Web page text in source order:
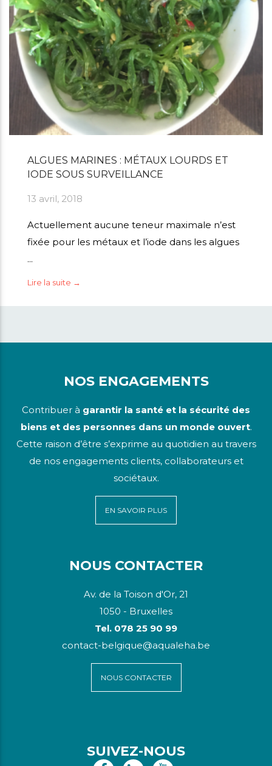
ALGUES MARINES : MÉTAUX LOURDS ET
IODE SOUS SURVEILLANCE
13 avril, 2018
Actuellement aucune teneur maximale n’est
fixée pour les métaux et l’iode dans les algues
...
Lire la suite →
NOS ENGAGEMENTS
Contribuer à garantir la santé et la sécurité des
biens et des personnes dans un monde ouvert.
Cette raison d’être s’exprime au quotidien au travers
de nos engagements clients, collaborateurs et
sociétaux.
EN SAVOIR PLUS
NOUS CONTACTER
Av. de la Toison d'Or, 21
1050 - Bruxelles
Tel. 078 25 90 99
contact-belgique@aqualeha.be
NOUS CONTACTER
SUIVEZ-NOUS